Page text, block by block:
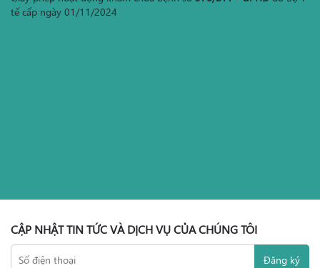
tế cấp ngày 01/11/2024
CẬP NHẬT TIN TỨC VÀ DỊCH VỤ CỦA CHÚNG TÔI